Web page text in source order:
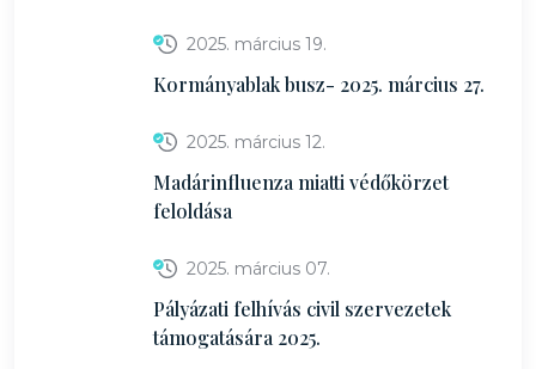
2025. március 19.
Kormányablak busz- 2025. március 27.
2025. március 12.
Madárinfluenza miatti védőkörzet
feloldása
2025. március 07.
Pályázati felhívás civil szervezetek
támogatására 2025.